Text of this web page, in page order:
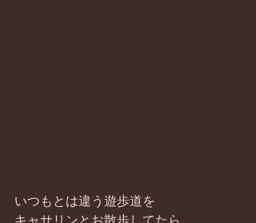
いつもとは違う遊歩道を
キャサリンとお散歩してたら